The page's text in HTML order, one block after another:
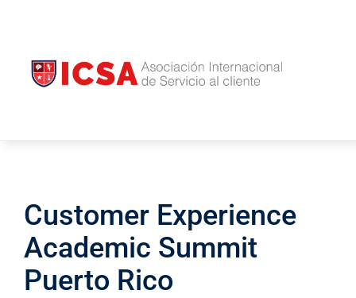
Customer Experience
Academic Summit
Puerto Rico